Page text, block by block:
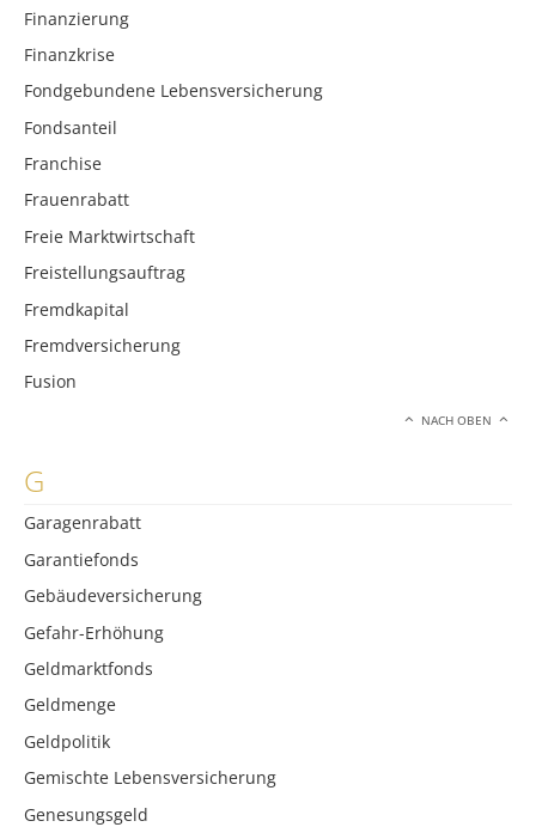
Finanzierung
Finanzkrise
Fondgebundene Lebensversicherung
Fondsanteil
Franchise
Frauenrabatt
Freie Marktwirtschaft
Freistellungsauftrag
Fremdkapital
Fremdversicherung
Fusion
NACH OBEN
G
Garagenrabatt
Garantiefonds
Gebäudeversicherung
Gefahr-Erhöhung
Geldmarktfonds
Geldmenge
Geldpolitik
Gemischte Lebensversicherung
Genesungsgeld